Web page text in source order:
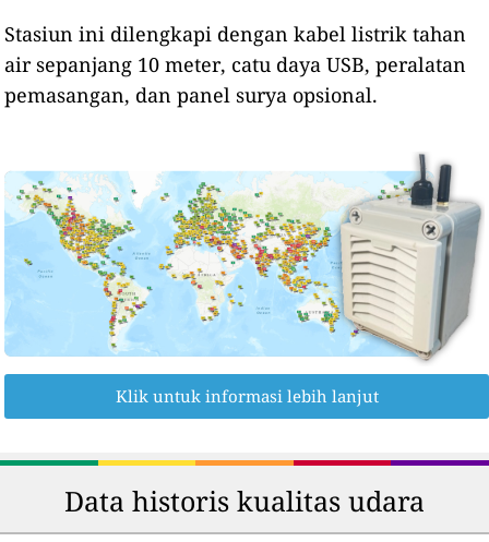
Stasiun ini dilengkapi dengan kabel listrik tahan
air sepanjang 10 meter, catu daya USB, peralatan
pemasangan, dan panel surya opsional.
Klik untuk informasi lebih lanjut
Data historis kualitas udara